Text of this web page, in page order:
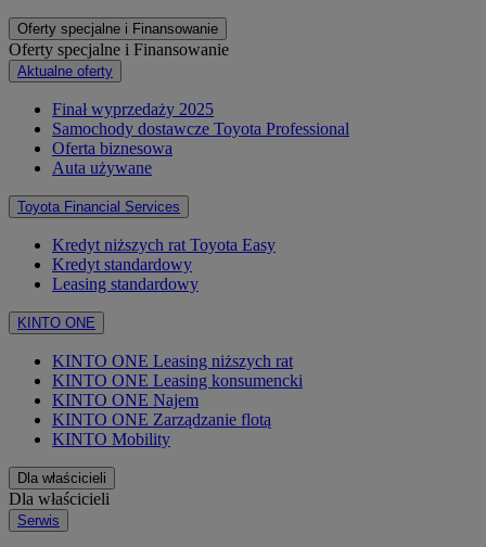
Oferty specjalne i Finansowanie
Oferty specjalne i Finansowanie
Aktualne oferty
Finał wyprzedaży 2025
Samochody dostawcze Toyota Professional
Oferta biznesowa
Auta używane
Toyota Financial Services
Kredyt niższych rat Toyota Easy
Kredyt standardowy
Leasing standardowy
KINTO ONE
KINTO ONE Leasing niższych rat
KINTO ONE Leasing konsumencki
KINTO ONE Najem
KINTO ONE Zarządzanie flotą
KINTO Mobility
Dla właścicieli
Dla właścicieli
Serwis